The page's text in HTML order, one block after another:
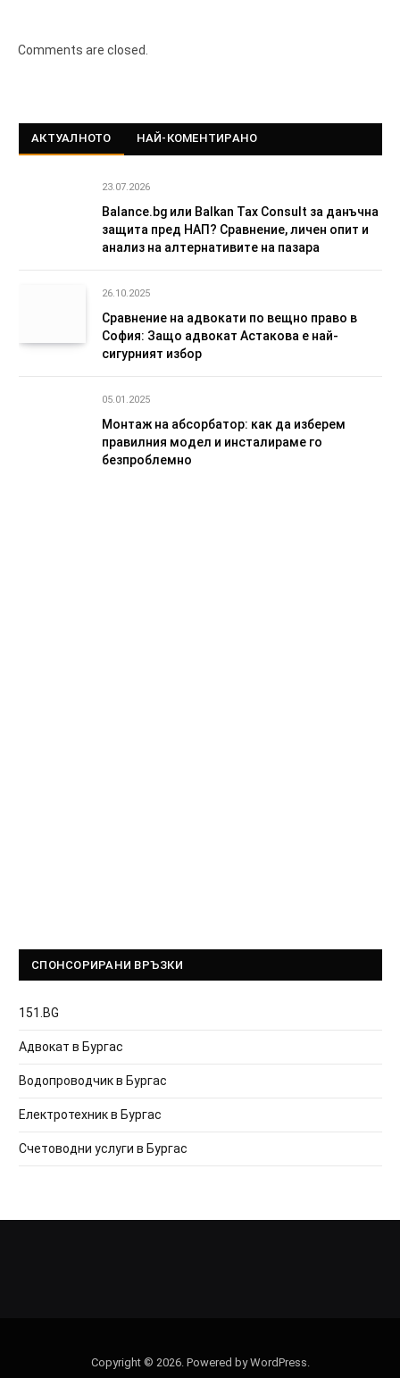
Comments are closed.
АКТУАЛНОТО НАЙ-КОМЕНТИРАНО
23.07.2026
Balance.bg или Balkan Tax Consult за данъчна
защита пред НАП? Сравнение, личен опит и
анализ на алтернативите на пазара
26.10.2025
Сравнение на адвокати по вещно право в
София: Защо адвокат Астакова е най-
сигурният избор
05.01.2025
Монтаж на абсорбатор: как да изберем
правилния модел и инсталираме го
безпроблемно
СПОНСОРИРАНИ ВРЪЗКИ
151.BG
Адвокат в Бургас
Водопроводчик в Бургас
Електротехник в Бургас
Счетоводни услуги в Бургас
Copyright © 2026. Powered by WordPress.